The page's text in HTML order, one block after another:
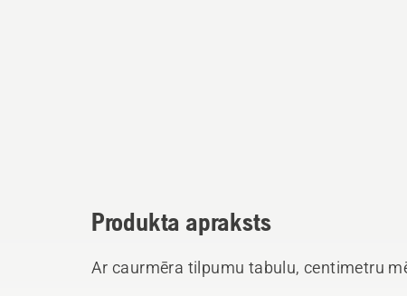
Produkta apraksts
Ar caurmēra tilpumu tabulu, centimetru